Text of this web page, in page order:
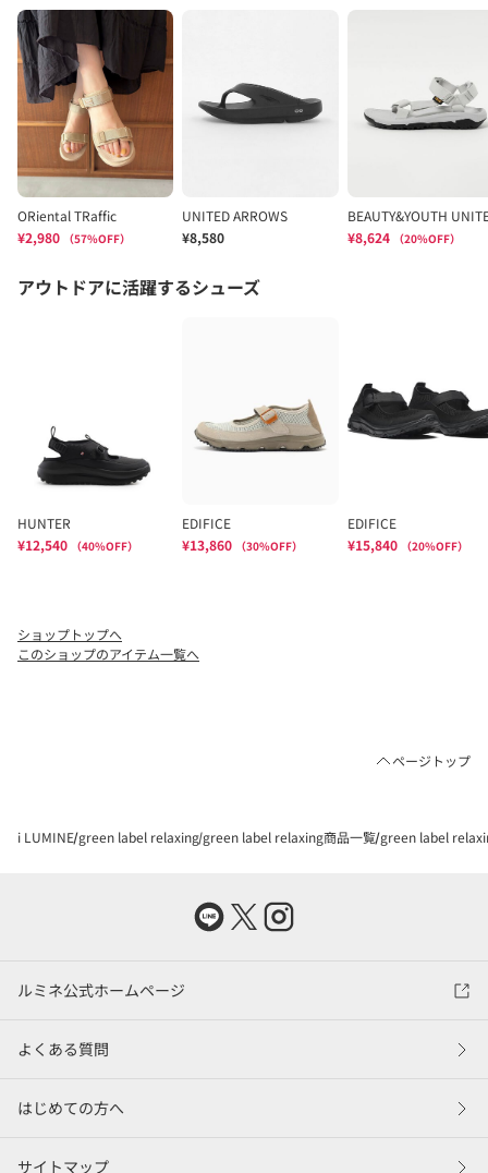
ショップトップへ
このショップのアイテム一覧へ
ページトップ
i LUMINE green label relaxing green label relaxing商品一覧 green label
ルミネ公式ホームページ
よくある質問
はじめての方へ
サイトマップ